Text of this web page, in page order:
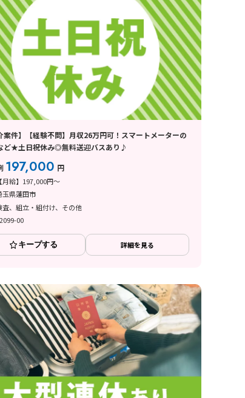
案件】【経験不問】月収26万円可！スマートメーターの
ど★土日祝休み◎無料送迎バスあり♪
197,000 円
【月給】197,000円～
玉県蓮田市
査、組立・組付け、その他
00
キープする 詳細を見る